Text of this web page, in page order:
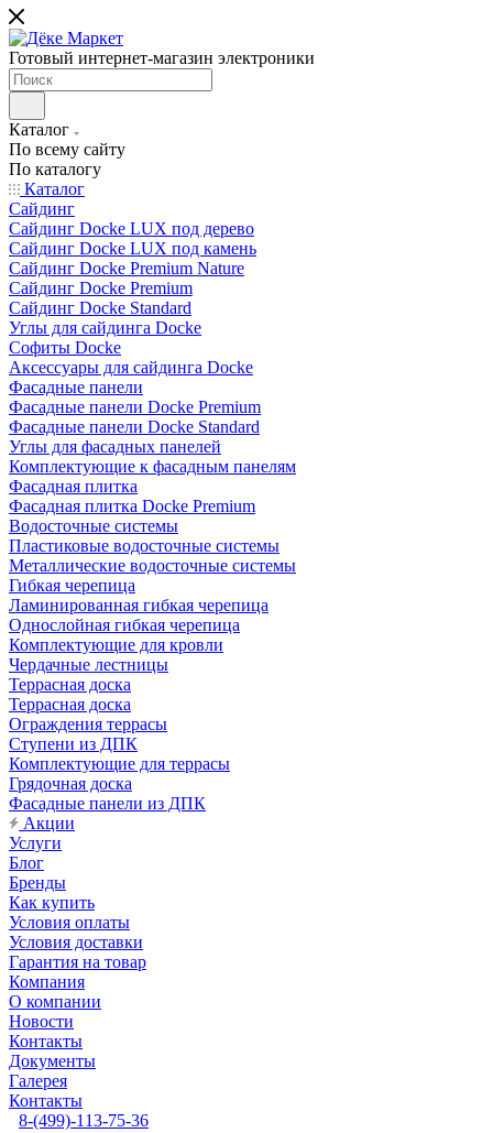
Готовый интернет-магазин электроники
Каталог
По всему сайту
По каталогу
Каталог
Сайдинг
Сайдинг Docke LUX под дерево
Сайдинг Docke LUX под камень
Сайдинг Docke Premium Nature
Сайдинг Docke Premium
Сайдинг Docke Standard
Углы для сайдинга Docke
Софиты Docke
Аксессуары для сайдинга Docke
Фасадные панели
Фасадные панели Docke Premium
Фасадные панели Docke Standard
Углы для фасадных панелей
Комплектующие к фасадным панелям
Фасадная плитка
Фасадная плитка Docke Premium
Водосточные системы
Пластиковые водосточные системы
Металлические водосточные системы
Гибкая черепица
Ламинированная гибкая черепица
Однослойная гибкая черепица
Комплектующие для кровли
Чердачные лестницы
Террасная доска
Террасная доска
Ограждения террасы
Ступени из ДПК
Комплектующие для террасы
Грядочная доска
Фасадные панели из ДПК
Акции
Услуги
Блог
Бренды
Как купить
Условия оплаты
Условия доставки
Гарантия на товар
Компания
О компании
Новости
Контакты
Документы
Галерея
Контакты
8-(499)-113-75-36